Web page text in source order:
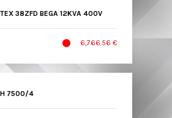
38ZFD BEGA 12KVA 400V
6,766.56 €
7500/4